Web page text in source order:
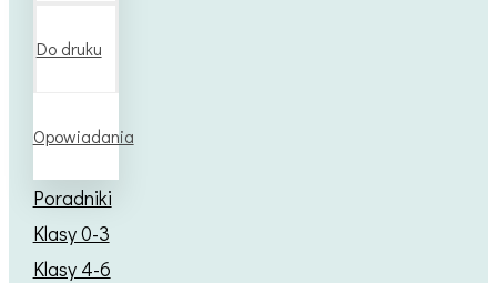
Do druku
Opowiadania
Poradniki
Klasy 0-3
Klasy 4-6